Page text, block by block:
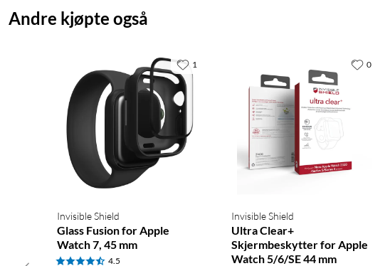
Andre kjøpte også
Invisible Shield
Glass Fusion for Apple
Watch 7, 45 mm
4.5
1
Invisible Shield
Ultra Clear+
Skjermbeskytter for Apple
Watch 5/6/SE 44 mm
0